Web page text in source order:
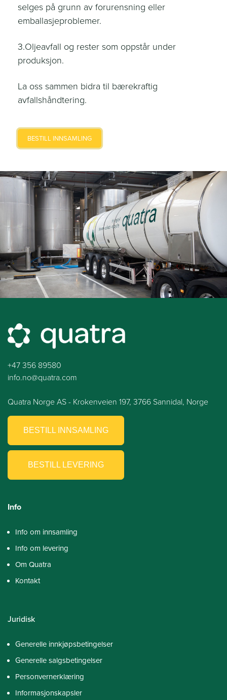
selges på grunn av forurensning eller
emballasjeproblemer.
3.Oljeavfall og rester som oppstår under
produksjon.
La oss sammen bidra til bærekraftig
avfallshåndtering.
BESTILL INNSAMLING
+47 356 89580
info.no@quatra.com
Quatra Norge AS - Krokenveien 197, 3766 Sannidal, Norge
BESTILL INNSAMLING
BESTILL LEVERING
Info
Info om innsamling
Info om levering
Om Quatra
Kontakt
Juridisk
Generelle innkjøpsbetingelser
Generelle salgsbetingelser
Personvernerklæring
Informasjonskapsler